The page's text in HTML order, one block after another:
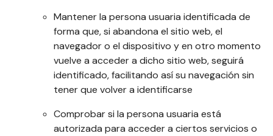
Mantener la persona usuaria identificada de
forma que, si abandona el sitio web, el
navegador o el dispositivo y en otro momento
vuelve a acceder a dicho sitio web, seguirá
identificado, facilitando así su navegación sin
tener que volver a identificarse
Comprobar si la persona usuaria está
autorizada para acceder a ciertos servicios o